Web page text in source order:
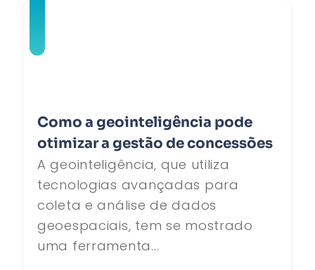
Como a geointeligência pode
otimizar a gestão de concessões
A geointeligência, que utiliza
tecnologias avançadas para
coleta e análise de dados
geoespaciais, tem se mostrado
uma ferramenta...